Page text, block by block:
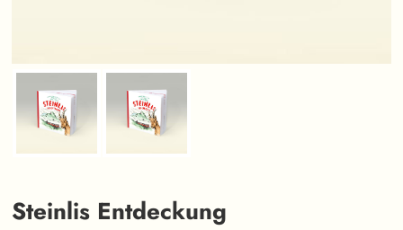
Steinlis Entdeckung